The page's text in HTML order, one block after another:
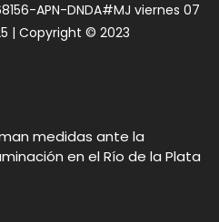
APN-DNDA#MJ viernes 07
| Copyright © 2023
medidas ante la
en el Río de la Plata